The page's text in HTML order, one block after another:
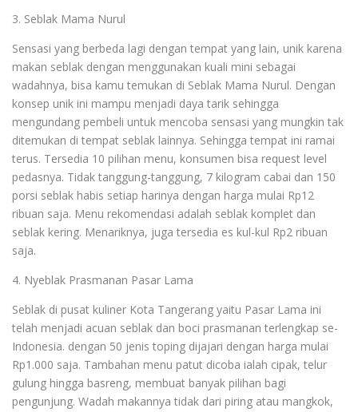
3.⁠ ⁠Seblak Mama Nurul
Sensasi yang berbeda lagi dengan tempat yang lain, unik karena
makan seblak dengan menggunakan kuali mini sebagai
wadahnya, bisa kamu temukan di Seblak Mama Nurul. Dengan
konsep unik ini mampu menjadi daya tarik sehingga
mengundang pembeli untuk mencoba sensasi yang mungkin tak
ditemukan di tempat seblak lainnya. Sehingga tempat ini ramai
terus. Tersedia 10 pilihan menu, konsumen bisa request level
pedasnya. Tidak tanggung-tanggung, 7 kilogram cabai dan 150
porsi seblak habis setiap harinya dengan harga mulai Rp12
ribuan saja. Menu rekomendasi adalah seblak komplet dan
seblak kering. Menariknya, juga tersedia es kul-kul Rp2 ribuan
saja.
4.⁠ ⁠Nyeblak Prasmanan Pasar Lama
Seblak di pusat kuliner Kota Tangerang yaitu Pasar Lama ini
telah menjadi acuan seblak dan boci prasmanan terlengkap se-
Indonesia. dengan 50 jenis toping dijajari dengan harga mulai
Rp1.000 saja. Tambahan menu patut dicoba ialah cipak, telur
gulung hingga basreng, membuat banyak pilihan bagi
pengunjung. Wadah makannya tidak dari piring atau mangkok,